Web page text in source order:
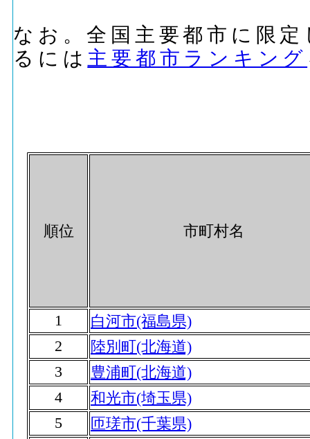
なお。全国主要都市に限
るには 主要都市ランキング
順位 市町村名
1
白河市(福島県)
2
陸別町(北海道)
3
豊浦町(北海道)
4
和光市(埼玉県)
5
匝瑳市(千葉県)